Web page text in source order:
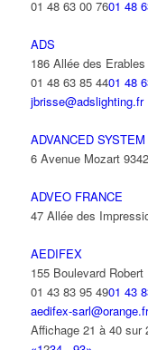
01 48 63 00 7601 48
ADS
186 Allée des
01 48 63 85 4401 48
jbrisse@adslighting.fr
ADVANCED
6 Avenue Mozart
ADVEO FRANCE
47 Allée des
AEDIFEX
155 Boulevard
01 43 83 95 4901 43
aedifex-sarl@orange.fr
Affichage 21 à 40 sur